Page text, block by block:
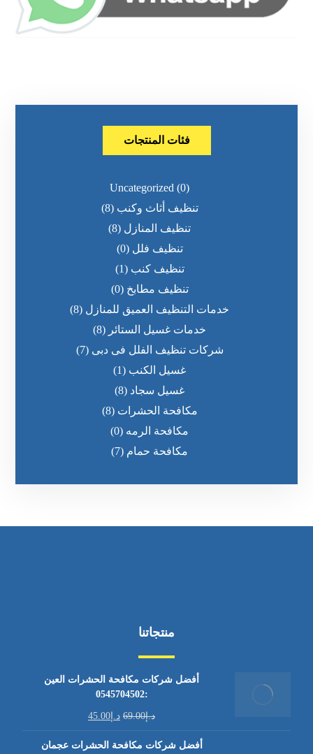
فئات المنتجات
Uncategorized (0)
تنظيف أثاث وكنب (8)
تنظيف المنازل (8)
تنظيف فلل (0)
تنظيف كنب (1)
تنظيف مطابخ (0)
خدمات التنظيف العميق للمنازل (8)
خدمات غسيل الستائر (8)
شركات تنظيف الفلل فى دبى (7)
غسيل الكنب (1)
غسيل سجاد (8)
مكافحة الحشرات (8)
مكافحة الرمه (0)
مكافحة حمام (7)
منتجاتنا
أفضل شركات مكافحة الحشرات العين
:0545704502
د.إ69.00 د.إ 45.00
أفضل شركات مكافحة الحشرات عجمان